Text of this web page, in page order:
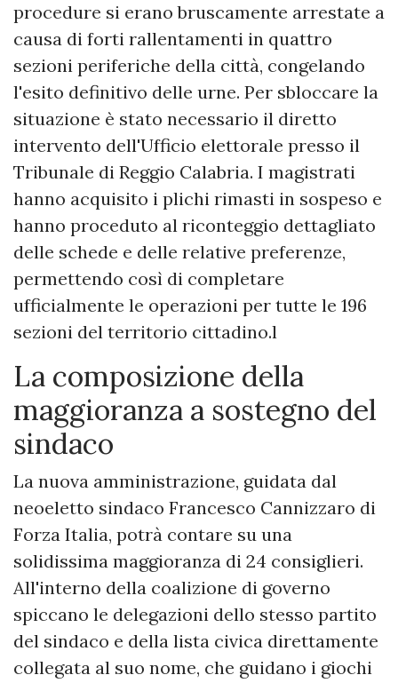
procedure si erano bruscamente arrestate a
causa di forti rallentamenti in quattro
sezioni periferiche della città, congelando
l'esito definitivo delle urne. Per sbloccare la
situazione è stato necessario il diretto
intervento dell'Ufficio elettorale presso il
Tribunale di Reggio Calabria. I magistrati
hanno acquisito i plichi rimasti in sospeso e
hanno proceduto al riconteggio dettagliato
delle schede e delle relative preferenze,
permettendo così di completare
ufficialmente le operazioni per tutte le 196
sezioni del territorio cittadino.l
​La composizione della
maggioranza a sostegno del
sindaco
​La nuova amministrazione, guidata dal
neoeletto sindaco Francesco Cannizzaro di
Forza Italia, potrà contare su una
solidissima maggioranza di 24 consiglieri.
All'interno della coalizione di governo
spiccano le delegazioni dello stesso partito
del sindaco e della lista civica direttamente
collegata al suo nome, che guidano i giochi